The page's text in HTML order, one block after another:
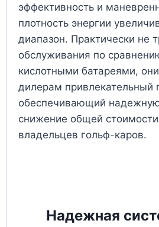
эффективность и
плотность энергии
диапазон. Практически не
обслуживания по
кислотными батареями,
дилерам привлекательный
обеспечивающий
снижение общей
владельцев гольф-каров.
Надежная